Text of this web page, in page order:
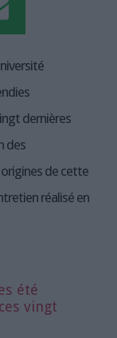
dernières
des
de cette
réalisé en
été
vingt